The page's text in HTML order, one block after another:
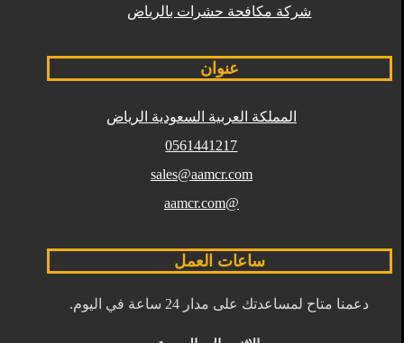
شركة مكافحة حشرات بالرياض
عنوان
المملكة العربية السعودية الرياض
0561441217
sales@aamcr.com
@aamcr.com
ساعات العمل
دعمنا متاح لمساعدتك على مدار 24 ساعة في اليوم.